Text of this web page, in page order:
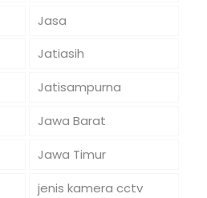
Jasa
Jatiasih
Jatisampurna
Jawa Barat
Jawa Timur
jenis kamera cctv